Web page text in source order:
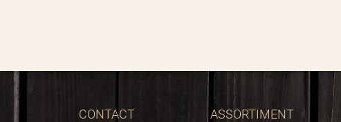
CONTACT ASSORTIMENT